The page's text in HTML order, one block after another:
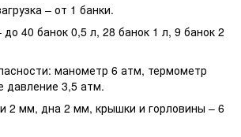
– от 1 банки.
40 банок 0,5 л, 28 банок 1 л, 9 банок 2
манометр 6 атм, термометр
давление 3,5 атм.
2 мм, дна 2 мм, крышки и горловины – 6